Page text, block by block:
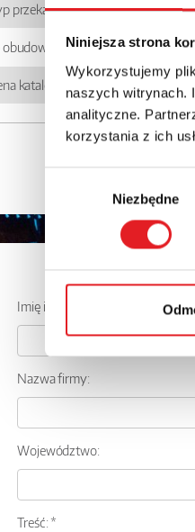
Niniejsza strona
Wykorzystujemy
naszych witrynach.
analityczne.
korzystania z ich
Niezbędne
przekaźnika
katalogowa
Imię i nazwisko: *
Nazwa firmy:
Województwo:
Treść: *